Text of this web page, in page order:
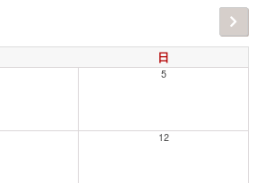
日
5
12